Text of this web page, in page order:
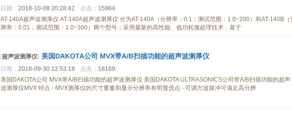
日期： 2018-10-08 20:28:42 点击： 15964
AT-140A超声波测厚仪 AT-140A超声波测厚仪 分为AT-140A（分辨率：0.1；测试范围：1.0~200）和AT-140B（
辨率：0.01；测试范围：1.0~300）两个型号；采用最新的高性能、低功耗微处理技术，基于
[超声波测厚仪] 美国DAKOTA公司 MVX带A/B扫描功能的超声波测厚仪
日期： 2018-09-30 12:53:18 点击： 16169
美国DAKOTA公司 MVX带A/B扫描功能的超声波测厚仪 美国DAKOTA ULTRASONICS公司带A/B扫描功能的超声
波测厚仪MVX 特点 - MVX测厚仪的尺寸重量和显示分辨率有明显优点 - 可调方波脉冲可满足高分辨